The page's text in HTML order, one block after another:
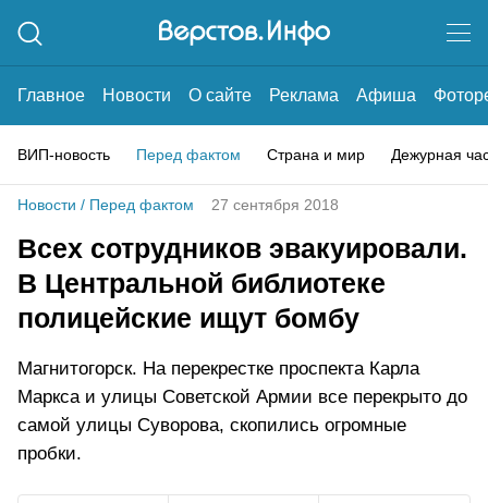
Главное Новости О сайте Реклама Афиша
ВИП-новость Перед фактом Страна и мир Дежурная
Новости / Перед фактом 27 сентября 2018
Всех сотрудников эвакуировали.
В Центральной библиотеке
полицейские ищут бомбу
Магнитогорск. На перекрестке проспекта Карла
Маркса и улицы Советской Армии все перекрыто до
самой улицы Суворова, скопились огромные
пробки.